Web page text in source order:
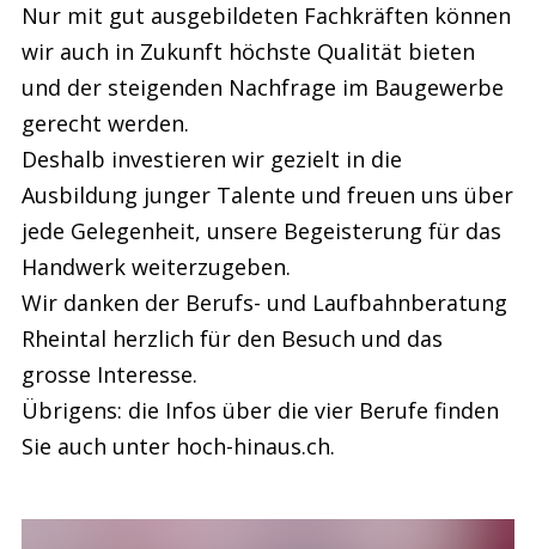
Nur mit gut ausgebildeten Fachkräften können
wir auch in Zukunft höchste Qualität bieten
und der steigenden Nachfrage im Baugewerbe
gerecht werden.
Deshalb investieren wir gezielt in die
Ausbildung junger Talente und freuen uns über
jede Gelegenheit, unsere Begeisterung für das
Handwerk weiterzugeben.
Wir danken der Berufs- und Laufbahnberatung
Rheintal herzlich für den Besuch und das
grosse Interesse.
Übrigens: die Infos über die vier Berufe finden
Sie auch unter hoch-hinaus.ch.